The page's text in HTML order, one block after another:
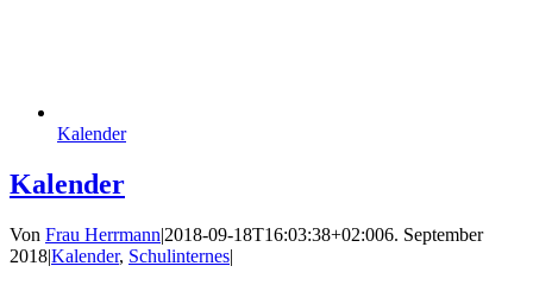
Kalender
Kalender
Von Frau Herrmann|2018-09-18T16:03:38+02:006. September
2018|Kalender, Schulinternes|